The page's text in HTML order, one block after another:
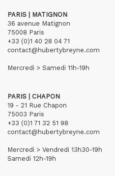
PARIS | MATIGNON
36 avenue Matignon
75008 Paris
+33 (0)1 40 28 04 71
contact@hubertybreyne.com
Mercredi > Samedi 11h-19h
PARIS | CHAPON
19 - 21 Rue Chapon
75003 Paris
+33 (0)1 71 32 51 98
contact@hubertybreyne.com
Mercredi > Vendredi 13h30-19h
Samedi 12h-19h